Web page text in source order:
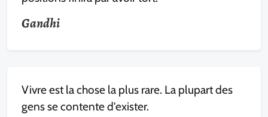
Gandhi
Vivre est la chose la plus rare. La plupart des
gens se contente d'exister.